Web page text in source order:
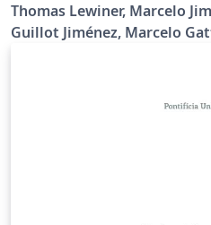
Thomas Lewiner, Marcelo
Guillot Jiménez, Marcelo